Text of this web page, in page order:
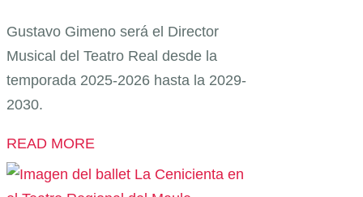
Gustavo Gimeno será el Director
Musical del Teatro Real desde la
temporada 2025-2026 hasta la 2029-
2030.
READ MORE